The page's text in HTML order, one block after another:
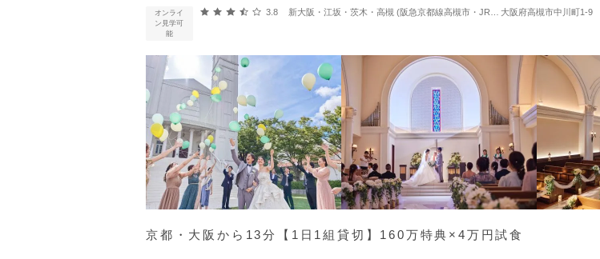
オンライ
ン見学可
能
口コミ評価
3.8 新大阪・江坂・茨木・高槻 (阪急京都線高槻市・JR高槻駅) / 式場・ゲストハウス 大阪府高槻市中川町1-9
京都・大阪から13分【1日1組貸切】160万特典×4万円試食